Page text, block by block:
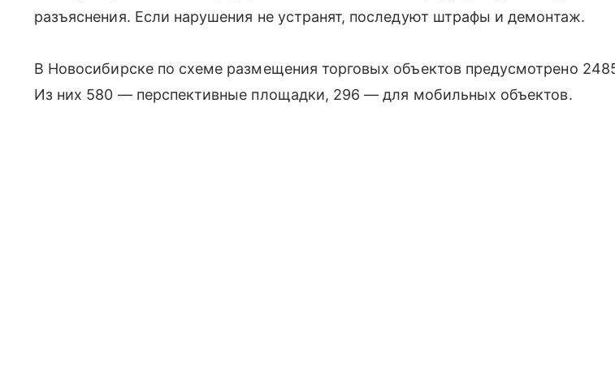
разъяснения. Если нарушения не устранят, последуют штрафы и демонтаж.
В Новосибирске по схеме размещения торговых объектов предусмотрено
Из них 580 — перспективные площадки, 296 — для мобильных объектов.